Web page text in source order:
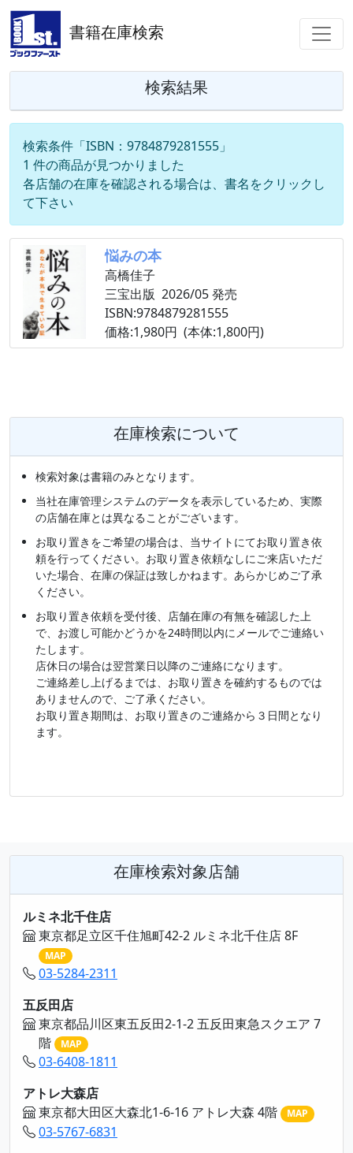
書籍在庫検索
検索結果
検索条件「ISBN：9784879281555」
1 件の商品が見つかりました
各店舗の在庫を確認される場合は、書名をクリックし
て下さい
悩みの本
高橋佳子
三宝出版 2026/05 発売
ISBN:9784879281555
価格:1,980円 (本体:1,800円)
在庫検索について
検索対象は書籍のみとなります。
当社在庫管理システムのデータを表示しているため、実際
の店舗在庫とは異なることがございます。
お取り置きをご希望の場合は、当サイトにてお取り置き依
頼を行ってください。お取り置き依頼なしにご来店いただ
いた場合、在庫の保証は致しかねます。あらかじめご了承
ください。
お取り置き依頼を受付後、店舗在庫の有無を確認した上
で、お渡し可能かどうかを24時間以内にメールでご連絡い
たします。
店休日の場合は翌営業日以降のご連絡になります。
ご連絡差し上げるまでは、お取り置きを確約するものでは
ありませんので、ご了承ください。
お取り置き期間は、お取り置きのご連絡から３日間となり
ます。
在庫検索対象店舗
ルミネ北千住店
東京都足立区千住旭町42-2 ルミネ北千住店 8F
MAP
03-5284-2311
五反田店
東京都品川区東五反田2-1-2 五反田東急スクエア 7
階
MAP
03-6408-1811
アトレ大森店
東京都大田区大森北1-6-16 アトレ大森 4階
MAP
03-5767-6831